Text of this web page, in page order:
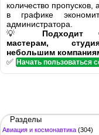
количество пропусков,
в графике
администратора.
💡 Подходит
мастерам,
небольшим
✅ Начать пользоваться
Разделы
Авиация и космонавтика (304)